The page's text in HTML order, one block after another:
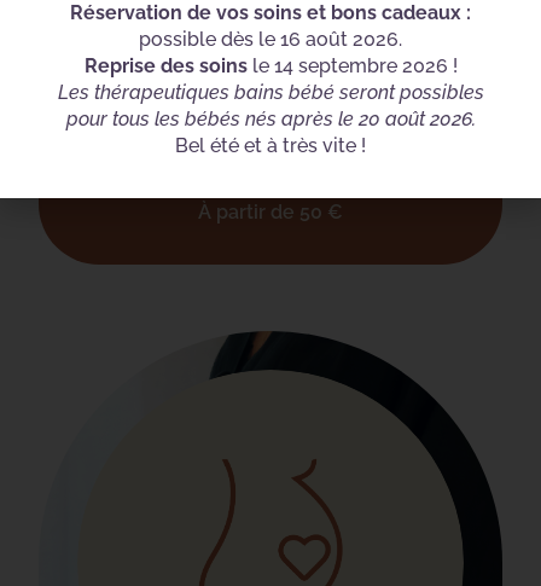
À partir de 50 €
Réservation de vos soins et bons cadeaux :
possible dès le 16 août 2026.
Reprise des soinsle 14 septembre 2026 !
Les thérapeutiques bains bébé seront possibles
pour tous les bébés nés après le 20 août 2026.
Bel été et à très vite !